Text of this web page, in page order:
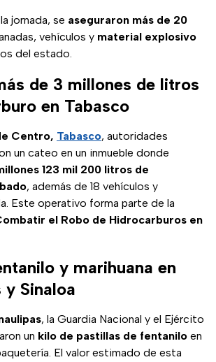
jornada, se aseguraron más de 20
vehículos y material explosivo
del estado.
de 3 millones de litros
en Tabasco
Centro, Tabasco, autoridades
un cateo en un inmueble donde
123 mil 200 litros de
, además de 18 vehículos y
Este operativo forma parte de la
el Robo de Hidrocarburos en
y marihuana en
y Sinaloa
, la Guardia Nacional y el Ejército
un kilo de pastillas de fentanilo en
El valor estimado de esta